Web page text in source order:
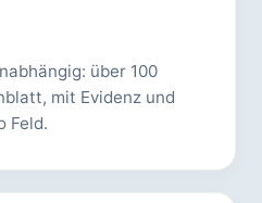
über 100
mit Evidenz und
Feld.